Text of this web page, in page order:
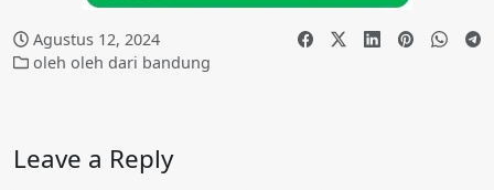
Agustus 12, 2024
oleh oleh dari bandung
Leave a Reply